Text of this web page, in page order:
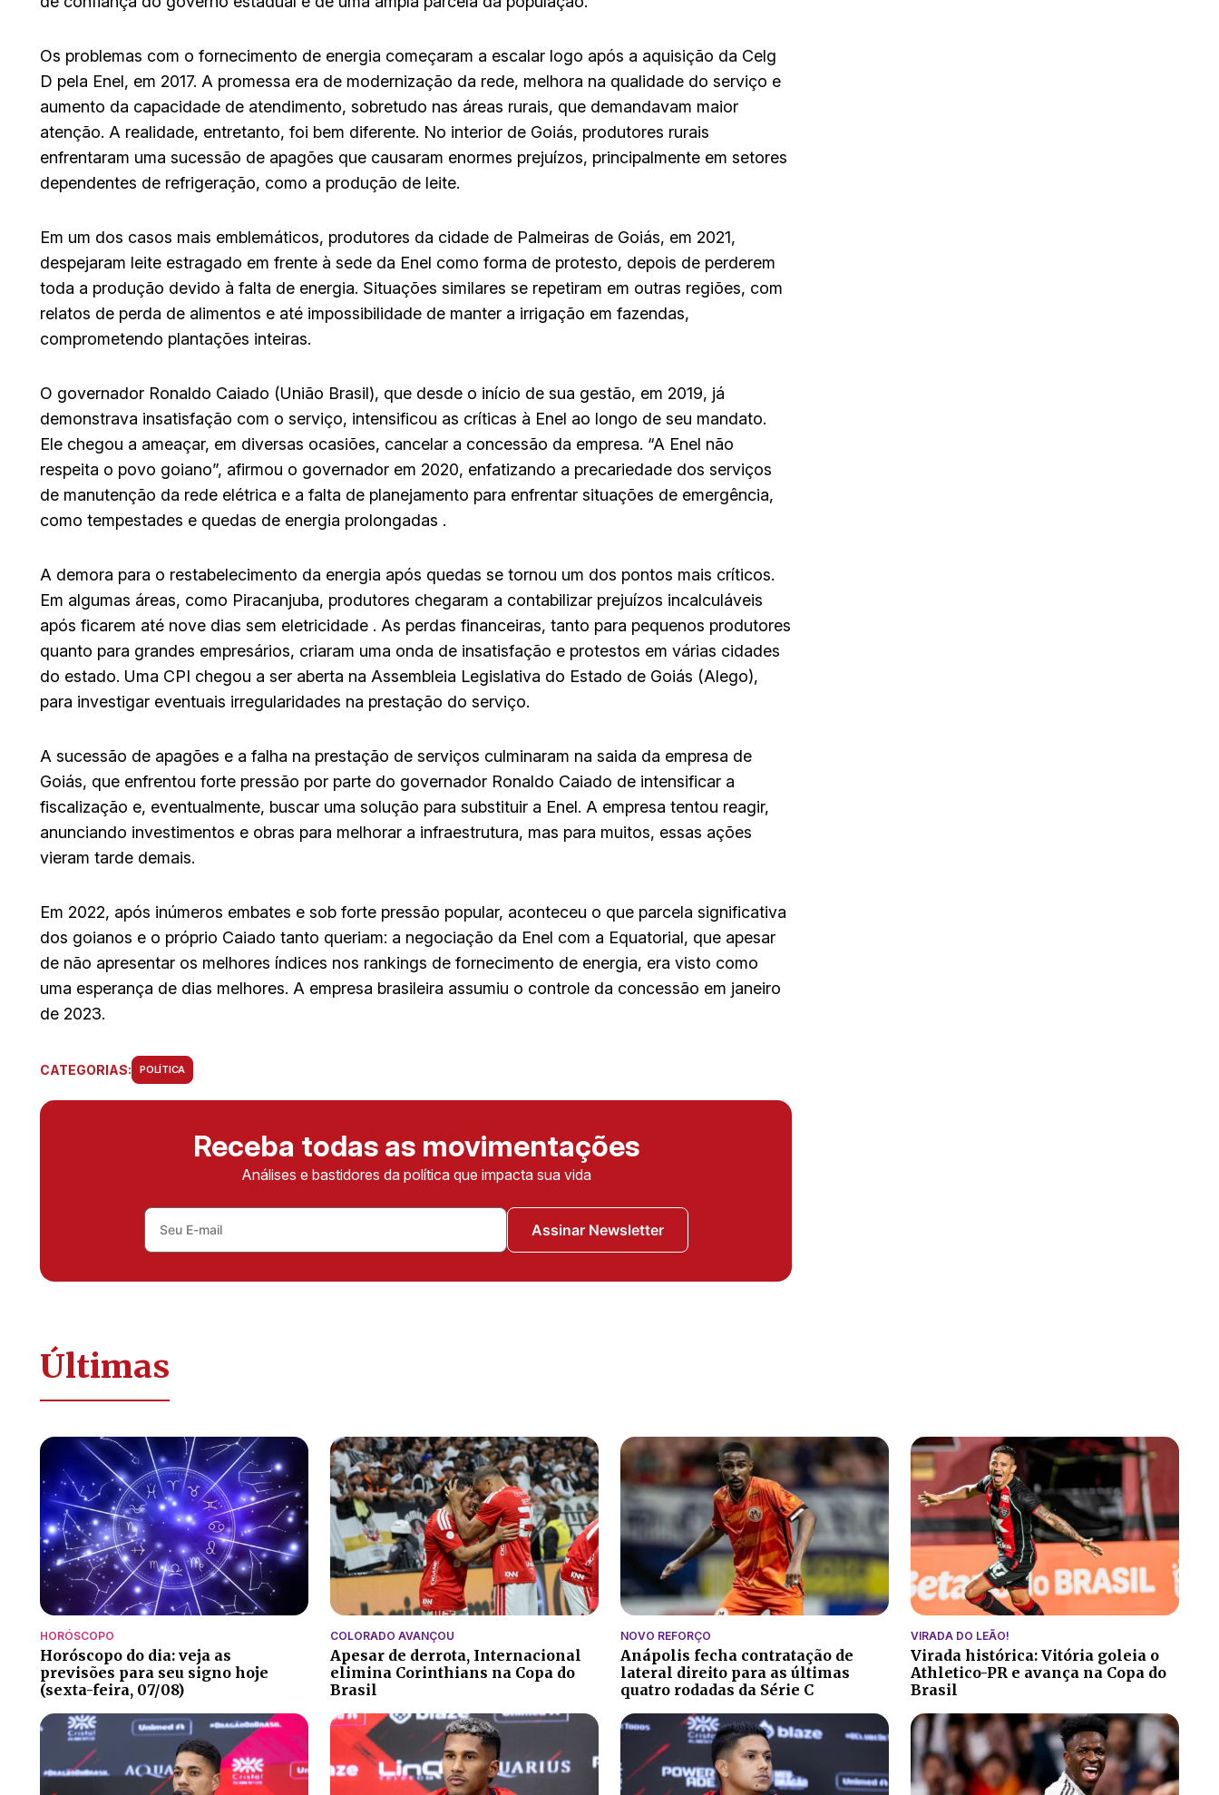
Os problemas com o fornecimento de energia começaram a escalar logo após a aquisição da Celg
D pela Enel, em 2017. A promessa era de modernização da rede, melhora na qualidade do serviço e
aumento da capacidade de atendimento, sobretudo nas áreas rurais, que demandavam maior
atenção. A realidade, entretanto, foi bem diferente. No interior de Goiás, produtores rurais
enfrentaram uma sucessão de apagões que causaram enormes prejuízos, principalmente em setores
dependentes de refrigeração, como a produção de leite.
Em um dos casos mais emblemáticos, produtores da cidade de Palmeiras de Goiás, em 2021,
despejaram leite estragado em frente à sede da Enel como forma de protesto, depois de perderem
toda a produção devido à falta de energia. Situações similares se repetiram em outras regiões, com
relatos de perda de alimentos e até impossibilidade de manter a irrigação em fazendas,
comprometendo plantações inteiras.
O governador Ronaldo Caiado (União Brasil), que desde o início de sua gestão, em 2019, já
demonstrava insatisfação com o serviço, intensificou as críticas à Enel ao longo de seu mandato.
Ele chegou a ameaçar, em diversas ocasiões, cancelar a concessão da empresa. “A Enel não
respeita o povo goiano”, afirmou o governador em 2020, enfatizando a precariedade dos serviços
de manutenção da rede elétrica e a falta de planejamento para enfrentar situações de emergência,
como tempestades e quedas de energia prolongadas .
A demora para o restabelecimento da energia após quedas se tornou um dos pontos mais críticos.
Em algumas áreas, como Piracanjuba, produtores chegaram a contabilizar prejuízos incalculáveis
após ficarem até nove dias sem eletricidade . As perdas financeiras, tanto para pequenos produtores
quanto para grandes empresários, criaram uma onda de insatisfação e protestos em várias cidades
do estado. Uma CPI chegou a ser aberta na Assembleia Legislativa do Estado de Goiás (Alego),
para investigar eventuais irregularidades na prestação do serviço.
A sucessão de apagões e a falha na prestação de serviços culminaram na saida da empresa de
Goiás, que enfrentou forte pressão por parte do governador Ronaldo Caiado de intensificar a
fiscalização e, eventualmente, buscar uma solução para substituir a Enel. A empresa tentou reagir,
anunciando investimentos e obras para melhorar a infraestrutura, mas para muitos, essas ações
vieram tarde demais.
Em 2022, após inúmeros embates e sob forte pressão popular, aconteceu o que parcela significativa
dos goianos e o próprio Caiado tanto queriam: a negociação da Enel com a Equatorial, que apesar
de não apresentar os melhores índices nos rankings de fornecimento de energia, era visto como
uma esperança de dias melhores. A empresa brasileira assumiu o controle da concessão em janeiro
de 2023.
CATEGORIAS: POLÍTICA
Receba todas as movimentações
Análises e bastidores da política que impacta sua vida
Assinar Newsletter
Últimas
HORÓSCOPO
Horóscopo do dia: veja as
previsões para seu signo hoje
(sexta-feira, 07/08)
COLORADO AVANÇOU
Apesar de derrota, Internacional
elimina Corinthians na Copa do
Brasil
NOVO REFORÇO
Anápolis fecha contratação de
lateral direito para as últimas
quatro rodadas da Série C
VIRADA DO LEÃO!
Virada histórica: Vitória goleia o
Athletico-PR e avança na Copa do
Brasil